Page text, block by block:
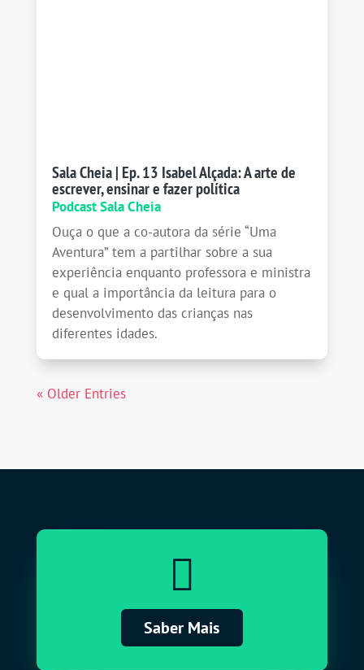
Sala Cheia | Ep. 13 Isabel Alçada: A arte de
escrever, ensinar e fazer política
Podcast Sala Cheia
Ouça o que a co-autora da série “Uma
Aventura” tem a partilhar sobre a sua
experiência enquanto professora e ministra
e qual a importância da leitura para o
desenvolvimento das crianças nas
diferentes idades.
« Older Entries

Saber Mais